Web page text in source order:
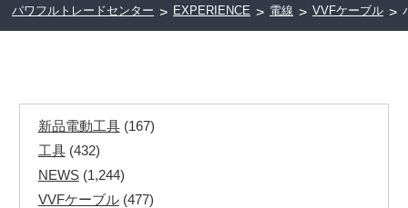
パワフルトレードセンター > EXPERIENCE > 電線 > VVFケーブル >
新品電動工具(167)
工具(432)
NEWS(1,244)
VVFケーブル(477)